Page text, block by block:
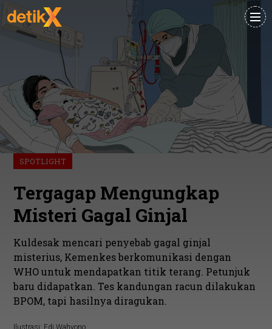
SPOTLIGHT
Tergagap Mengungkap
Misteri Gagal Ginjal
Kuldesak mencari penyebab gagal ginjal
misterius, Kemenkes berkomunikasi dengan
WHO untuk mendapatkan titik terang. Petunjuk
baru didapatkan. Tes kandungan racun dilakukan
BPOM, tapi hasilnya diragukan.
Ilustrasi: Edi Wahyono